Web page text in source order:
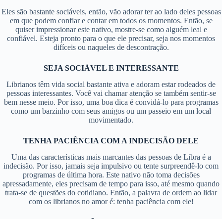
Eles são bastante sociáveis, então, vão adorar ter ao lado deles pessoas
em que podem confiar e contar em todos os momentos. Então, se
quiser impressionar este nativo, mostre-se como alguém leal e
confiável. Esteja pronto para o que ele precisar, seja nos momentos
difíceis ou naqueles de descontração.
SEJA SOCIÁVEL E INTERESSANTE
Librianos têm vida social bastante ativa e adoram estar rodeados de
pessoas interessantes. Você vai chamar atenção se também sentir-se
bem nesse meio. Por isso, uma boa dica é convidá-lo para programas
como um barzinho com seus amigos ou um passeio em um local
movimentado.
TENHA PACIÊNCIA COM A INDECISÃO DELE
Uma das características mais marcantes das pessoas de Libra é a
indecisão. Por isso, jamais seja impulsivo ou tente surpreendê-lo com
programas de última hora. Este nativo não toma decisões
apressadamente, eles precisam de tempo para isso, até mesmo quando
trata-se de questões do cotidiano. Então, a palavra de ordem ao lidar
com os librianos no amor é: tenha paciência com ele!